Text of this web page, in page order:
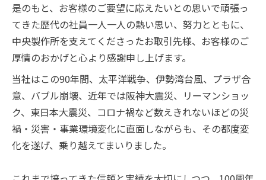
是のもと、お客様のご要望に応えたいとの思いで頑張っ
てきた歴代の社員一人一人の熱い思い、努力とともに、
中央製作所を支えてくださったお取引先様、お客様のご
厚情のおかげと心より感謝申し上げます。
当社はこの90年間、太平洋戦争、伊勢湾台風、プラザ合
意、バブル崩壊、近年では阪神大震災、リーマンショッ
ク、東日本大震災、コロナ禍など数えきれないほどの災
禍・災害・事業環境変化に直面しながらも、その都度変
化を遂げ、乗り越えてまいりました。